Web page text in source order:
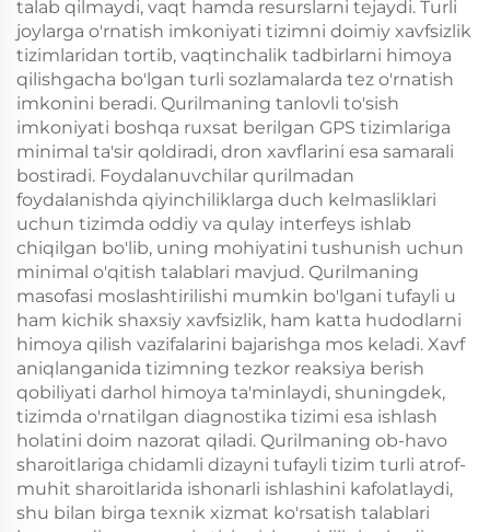
talab qilmaydi, vaqt hamda resurslarni tejaydi. Turli
joylarga o'rnatish imkoniyati tizimni doimiy xavfsizlik
tizimlaridan tortib, vaqtinchalik tadbirlarni himoya
qilishgacha bo'lgan turli sozlamalarda tez o'rnatish
imkonini beradi. Qurilmaning tanlovli to'sish
imkoniyati boshqa ruxsat berilgan GPS tizimlariga
minimal ta'sir qoldiradi, dron xavflarini esa samarali
bostiradi. Foydalanuvchilar qurilmadan
foydalanishda qiyinchiliklarga duch kelmasliklari
uchun tizimda oddiy va qulay interfeys ishlab
chiqilgan bo'lib, uning mohiyatini tushunish uchun
minimal o'qitish talablari mavjud. Qurilmaning
masofasi moslashtirilishi mumkin bo'lgani tufayli u
ham kichik shaxsiy xavfsizlik, ham katta hudodlarni
himoya qilish vazifalarini bajarishga mos keladi. Xavf
aniqlanganida tizimning tezkor reaksiya berish
qobiliyati darhol himoya ta'minlaydi, shuningdek,
tizimda o'rnatilgan diagnostika tizimi esa ishlash
holatini doim nazorat qiladi. Qurilmaning ob-havo
sharoitlariga chidamli dizayni tufayli tizim turli atrof-
muhit sharoitlarida ishonarli ishlashini kafolatlaydi,
shu bilan birga texnik xizmat ko'rsatish talablari